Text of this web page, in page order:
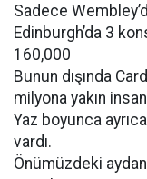
Sadece
Edinburgh’da 3
160,000
Bunun dışında
milyona yakın
Yaz boyunca
vardı.
Önümüzdeki